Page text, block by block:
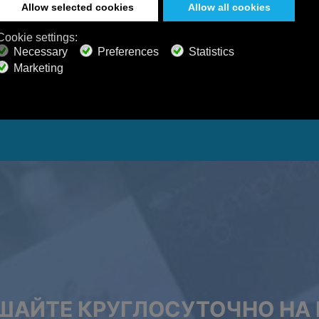
КРУГЛОСУТОЧНО НА